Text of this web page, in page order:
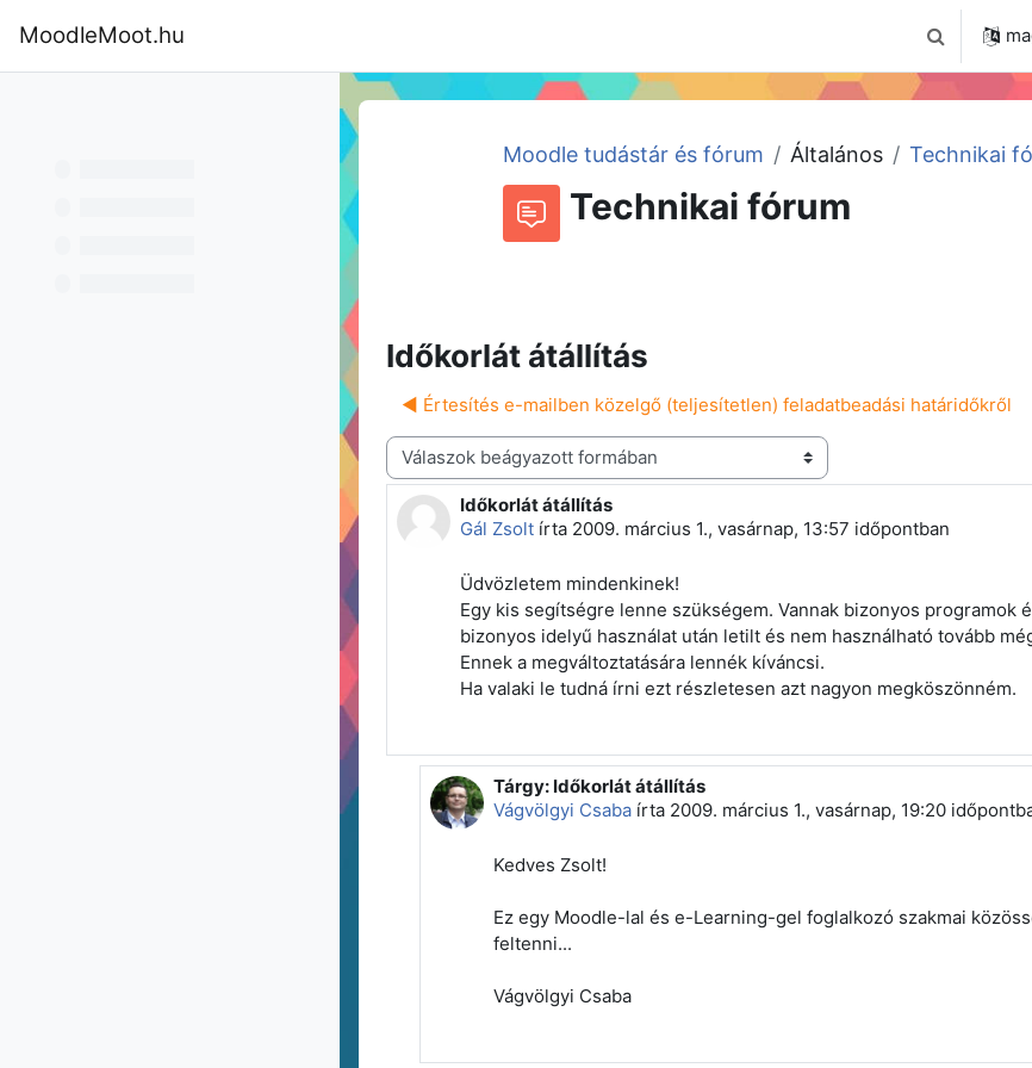
MoodleMoot.hu Keresési
Moodle tudástár és fórum Általános Technikai
Technikai fórum
Időkorlát átállítás
◀︎ Értesítés e-mailben közelgő (teljesítetlen) feladatbeadási határidőkről
Megjelenítési mód
Időkorlát átállítás
Gál Zsolt írta 2009. március 1., vasárnap, 13:57 időpontban
Válaszok szám: 3
Üdvözletem mindenkinek!
Egy kis segítségre lenne szükségem. Vannak bizonyos programok
bizonyos idelyű használat után letilt és nem használható tovább
Ennek a megváltoztatására lennék kíváncsi.
Ha valaki le tudná írni ezt részletesen azt nagyon megköszönném.
Válasz erre: Gál Zsolt
Tárgy: Időkorlát átállítás
Vágvölgyi Csaba írta 2009. március 1., vasárnap, 19:20
Kedves Zsolt!
Ez egy Moodle-lal és e-Learning-gel foglalkozó szakmai
feltenni...
Vágvölgyi Csaba